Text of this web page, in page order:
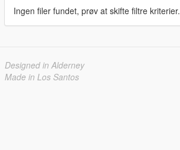
Ingen filer fundet, prøv at skifte filtre kriterier.
Designed in Alderney
Made in Los Santos